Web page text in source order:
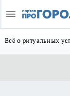
Всё о ритуальных